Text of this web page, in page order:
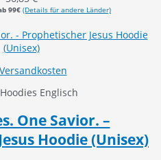
99€ (Details für andere Länder)
Versandkosten
Englisch
One Savior. –
Hoodie (Unisex)